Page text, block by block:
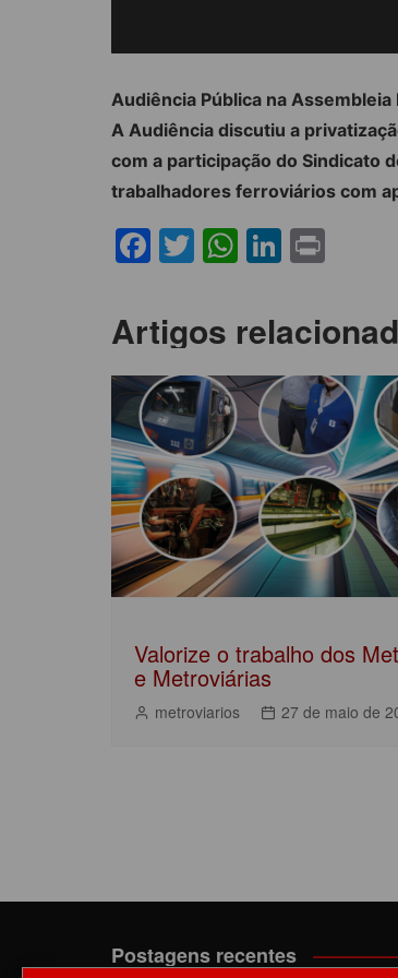
Audiência Pública na
A Audiência discutiu a
com a participação do Sindicato
trabalhadores ferroviários com
F
c
e
b
o
o
k
T
itt
er
W
at
s
A
p
p
Li
k
e
dI
n
t
Navegação
de
Post
Artigos
Valorize o trabalho dos
e Metroviárias
metroviarios 27 de maio de
Postagens recentes